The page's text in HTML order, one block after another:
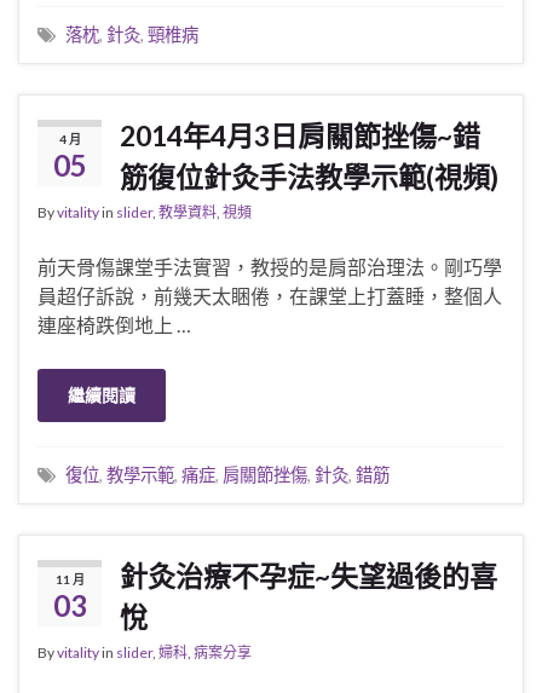
落枕, 針灸, 頸椎病
4 月
05
2014年4月3日肩關節挫傷~錯
筋復位針灸手法教學示範(視頻)
Byvitalityin slider, 教學資料 視頻
前天骨傷課堂手法實習，教授的是肩部治理法。剛巧學
員超仔訴說，前幾天太睏倦，在課堂上打蓋睡，整個人
連座椅跌倒地上 …
繼續閱讀
復位, 教學示範, 痛症, 肩關節挫傷, 針灸, 錯筋
11 月
03
針灸治療不孕症~失望過後的喜
悅
Byvitalityin slider, 婦科 病案分享